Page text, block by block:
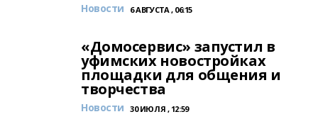
Новости 6 АВГУСТА , 06:15
«Домосервис» запустил в
уфимских новостройках
площадки для общения и
творчества
Новости 30 ИЮЛЯ , 12:59